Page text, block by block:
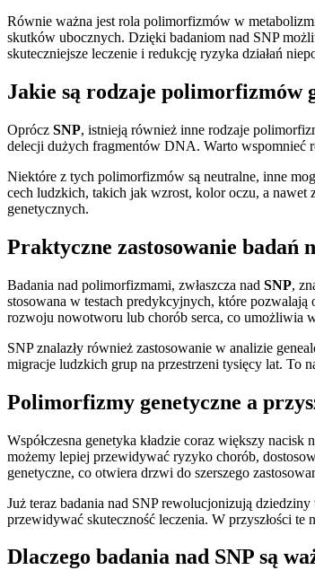
Równie ważna jest rola polimorfizmów w
skutków ubocznych. Dzięki badaniom nad SNP
skuteczniejsze leczenie i redukcję ryzyka działań
Jakie są rodzaje polimorfizmów
Oprócz SNP, istnieją również inne rodzaje
delecji dużych fragmentów DNA. Warto wspomnieć
Niektóre z tych polimorfizmów są neutralne, inne
cech ludzkich, takich jak wzrost, kolor oczu, a nawet
genetycznych.
Praktyczne zastosowanie badań
Badania nad polimorfizmami, zwłaszcza nad SNP,
stosowana w testach predykcyjnych, które
rozwoju nowotworu lub chorób serca, co umożliwia
SNP znalazły również zastosowanie w analizie
migracje ludzkich grup na przestrzeni tysięcy lat. To
Polimorfizmy genetyczne a
Współczesna genetyka kładzie coraz większy nacisk
możemy lepiej przewidywać ryzyko chorób,
genetyczne, co otwiera drzwi do szerszego
Już teraz badania nad SNP rewolucjonizują
przewidywać skuteczność leczenia. W przyszłości te
Dlaczego badania nad SNP są